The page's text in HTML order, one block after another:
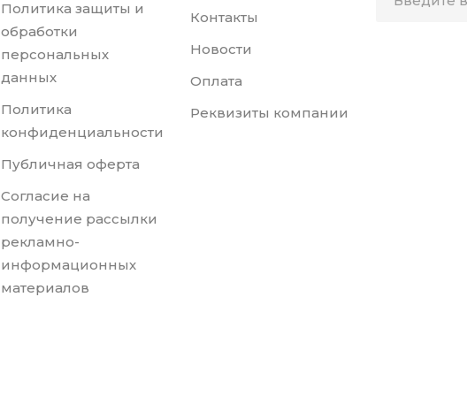
Политика защиты и
обработки
персональных
данных
Политика
конфиденциальности
Публичная оферта
Согласие на
получение рассылки
рекламно-
информационных
материалов
Контакты
Новости
Оплата
Реквизиты компании